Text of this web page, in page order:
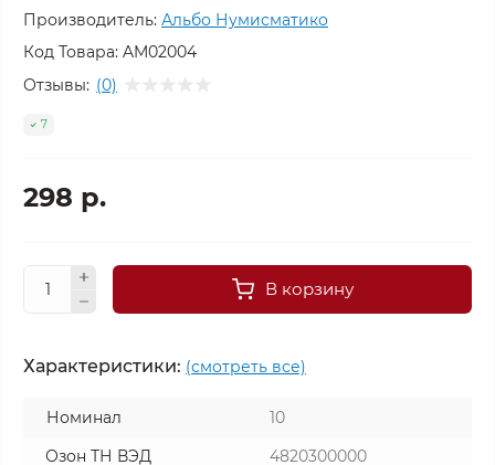
Производитель: Альбо Нумисматико
Код Товара: AM02004
Отзывы: (0)
7
298 р.
В корзину
Характеристики: (смотреть все)
Номинал
10
Озон ТН ВЭД
4820300000